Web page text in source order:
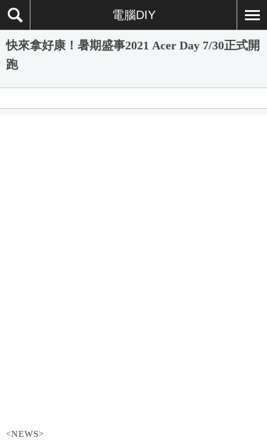
電腦DIY
快來拿好康！暑期盛事2021 Acer Day 7/30正式開
跑
<NEWS>